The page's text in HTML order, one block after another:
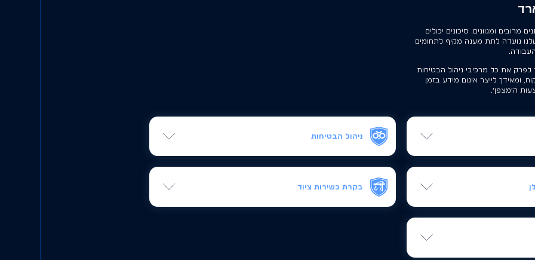
ומגוונים. סיכונים יכולים
נועדה לתת מענה מקיף לתחומים
לפרק את כל מרכיבי ניהול הבטיחות
ומאידך לייצר איגום מידע בזמן
ה׳מצפן׳.
ניהול הבטיחות
בקרת כשירות ציוד